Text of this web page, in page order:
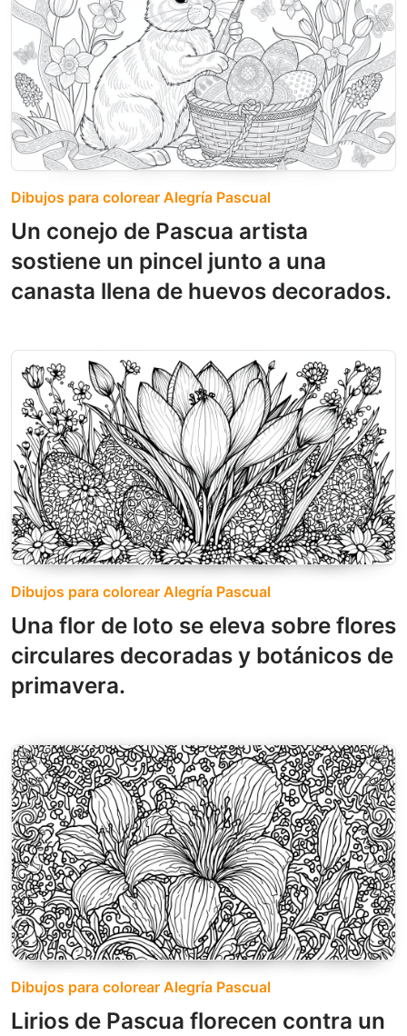
Dibujos para colorear Alegría Pascual
Un conejo de Pascua artista
sostiene un pincel junto a una
canasta llena de huevos decorados.
Dibujos para colorear Alegría Pascual
Una flor de loto se eleva sobre flores
circulares decoradas y botánicos de
primavera.
Dibujos para colorear Alegría Pascual
Lirios de Pascua florecen contra un